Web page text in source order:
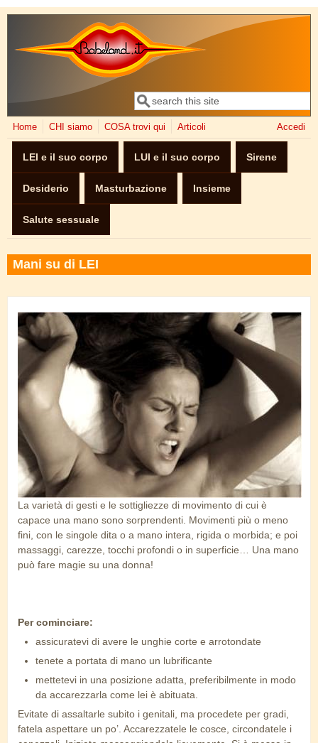
Salta al contenuto principale
Form di ricerca
Cerca
Home CHI siamo COSA trovi qui Articoli Accedi
LEI e il suo corpo LUI e il suo corpo Sirene
Desiderio Masturbazione Insieme
Salute sessuale
Mani su di LEI
orgasmo_femminile.jpg
La varietà di gesti e le sottigliezze di movimento di cui è
capace una mano sono sorprendenti. Movimenti più o meno
fini, con le singole dita o a mano intera, rigida o morbida; e poi
massaggi, carezze, tocchi profondi o in superficie… Una mano
può fare magie su una donna!
Per cominciare:
assicuratevi di avere le unghie corte e arrotondate
tenete a portata di mano un lubrificante
mettetevi in una posizione adatta, preferibilmente in modo
da accarezzarla come lei è abituata.
Evitate di assaltarle subito i genitali, ma procedete per gradi,
fatela aspettare un po’. Accarezzatele le cosce, circondatele i